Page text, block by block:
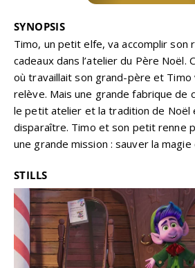
SYNOPSIS
Timo, un petit elfe, va accomplir son
cadeaux dans l’atelier du Père Noël.
où travaillait son grand-père et Timo
relève. Mais une grande fabrique de
le petit atelier et la tradition de Noël
disparaître. Timo et son petit renne
une grande mission : sauver la magie
STILLS